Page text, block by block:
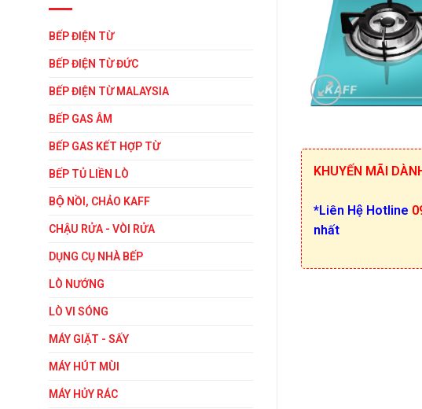
BẾP ĐIỆN TỪ
BẾP ĐIỆN TỪ ĐỨC
BẾP ĐIỆN TỪ MALAYSIA
BẾP GAS ÂM
BẾP GAS KẾT HỢP TỪ
BẾP TỦ LIỀN LÒ
BỘ NỒI, CHẢO KAFF
CHẬU RỬA - VÒI RỬA
DỤNG CỤ NHÀ BẾP
LÒ NƯỚNG
LÒ VI SÓNG
MÁY GIẶT - SẤY
MÁY HÚT MÙI
MÁY HỦY RÁC
KHUYẾN MÃI
*Liên Hệ Hotline
nhất